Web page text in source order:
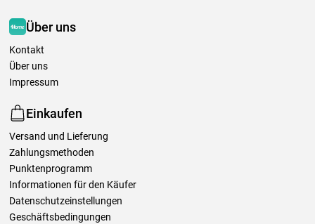
Über uns
Kontakt
Über uns
Impressum
Einkaufen
Versand und Lieferung
Zahlungsmethoden
Punktenprogramm
Informationen für den Käufer
Datenschutzeinstellungen
Geschäftsbedingungen